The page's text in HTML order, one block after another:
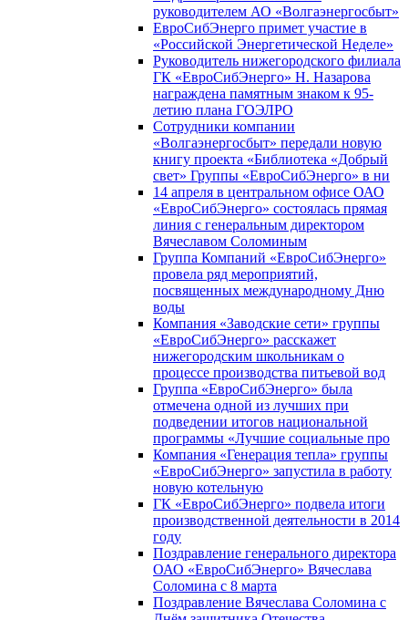
руководителем АО «Волгаэнергосбыт»
ЕвроСибЭнерго примет участие в
«Российской Энергетической Неделе»
Руководитель нижегородского филиала
ГК «ЕвроСибЭнерго» Н. Назарова
награждена памятным знаком к 95-
летию плана ГОЭЛРО
Сотрудники компании
«Волгаэнергосбыт» передали новую
книгу проекта «Библиотека «Добрый
свет» Группы «ЕвроСибЭнерго» в ни
14 апреля в центральном офисе ОАО
«ЕвроСибЭнерго» состоялась прямая
линия с генеральным директором
Вячеславом Соломиным
Группа Компаний «ЕвроСибЭнерго»
провела ряд мероприятий,
посвященных международному Дню
воды
Компания «Заводские сети» группы
«ЕвроСибЭнерго» расскажет
нижегородским школьникам о
процессе производства питьевой вод
Группа «ЕвроСибЭнерго» была
отмечена одной из лучших при
подведении итогов национальной
программы «Лучшие социальные про
Компания «Генерация тепла» группы
«ЕвроСибЭнерго» запустила в работу
новую котельную
ГК «ЕвроСибЭнерго» подвела итоги
производственной деятельности в 2014
году
Поздравление генерального директора
ОАО «ЕвроСибЭнерго» Вячеслава
Соломина с 8 марта
Поздравление Вячеслава Соломина с